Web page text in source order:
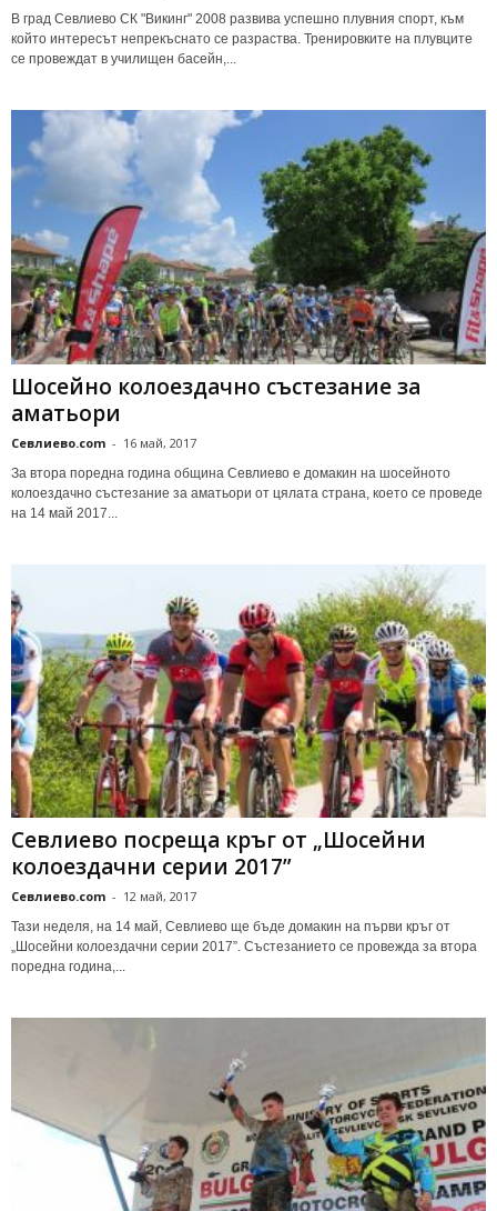
В град Севлиево СК "Викинг" 2008 развива успешно плувния спорт, към
който интересът непрекъснато се разраства. Тренировките на плувците
се провеждат в училищен басейн,...
Шосейно колоездачно състезание за
аматьори
Севлиево.com - 16 май, 2017
За втора поредна година община Севлиево е домакин на шосейното
колоездачно състезание за аматьори от цялата страна, което се проведе
на 14 май 2017...
Севлиево посреща кръг от „Шосейни
колоездачни серии 2017”
Севлиево.com - 12 май, 2017
Тази неделя, на 14 май, Севлиево ще бъде домакин на първи кръг от
„Шосейни колоездачни серии 2017”. Състезанието се провежда за втора
поредна година,...